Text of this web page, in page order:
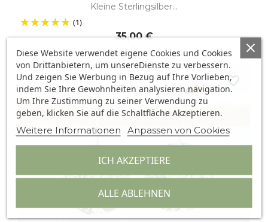
Kleine Sterlingsilber...
(1)
35,00 €
favorite_border
Diese Website verwendet eigene Cookies und Cookies
von Drittanbietern, um unsereDienste zu verbessern.
Und zeigen Sie Werbung in Bezug auf Ihre Vorlieben,
indem Sie Ihre Gewohnheiten analysieren navigation.
Um Ihre Zustimmung zu seiner Verwendung zu
geben, klicken Sie auf die Schaltfläche Akzeptieren.
Weitere Informationen
Anpassen von Cookies
ALLE ABLEHNEN
ICH AKZEPTIERE